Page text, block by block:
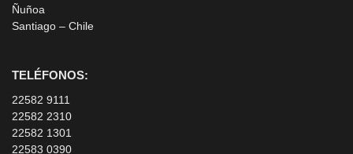
Ñuñoa
Santiago – Chile
TELÉFONOS:
22582 9111
22582 2310
22582 1301
22583 0390